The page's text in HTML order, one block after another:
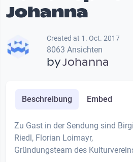
Johanna
Created at 1. Oct. 2017
8063 Ansichten
byJohanna
Beschreibung Embed
Zu Gast in der Sendung sind
Riedl, Florian Loimayr,
Gründungsteam des